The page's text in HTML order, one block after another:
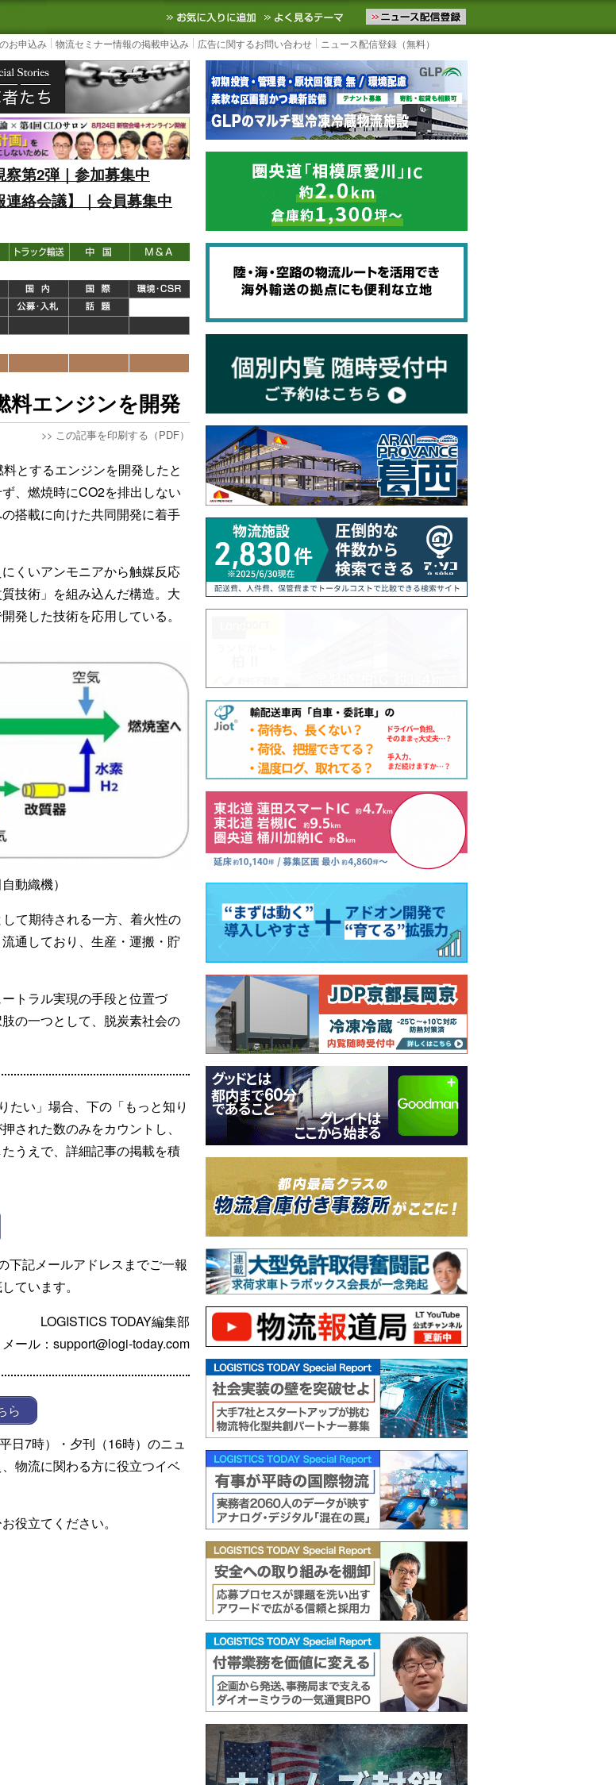
流ニュースサイト
3PL, SCMなど国内外の最新の物流ニュースをお届けします。物流ニュースメール配信を登録す
お気に入りに追加 よく見るテーマ
お申込み 物流セミナー情報の掲載申込み 広告に関するお問い合わせ ニュース配信登録（無料）
第2弾｜参加募集中
絡会議】｜会員募集中
料エンジンを開発
>> この記事を印刷する（PDF）
とするエンジンを開発したと
、燃焼時にCO2を排出しない
搭載に向けた共同開発に着手
くいアンモニアから触媒反応
技術」を組み込んだ構造。大
発した技術を応用している。
動織機）
て期待される一方、着火性の
通しており、生産・運搬・貯
トラル実現の手段と位置づ
の一つとして、脱炭素社会の
たい」場合、下の「もっと知り
された数のみをカウントし、
うえで、詳細記事の掲載を積
下記メールアドレスまでご一報
ています。
LOGISTICS TODAY編集部
メール：support@logi-today.com
ら
日7時）・夕刊（16時）のニュ
物流に関わる方に役立つイベ
役立てください。